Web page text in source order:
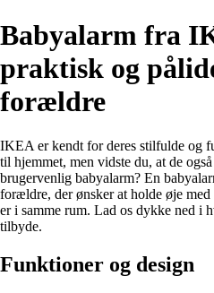
Babyalarm fra
praktisk og
forældre
IKEA er kendt for deres stilfulde og
til hjemmet, men vidste du, at de
brugervenlig babyalarm? En
forældre, der ønsker at holde øje
er i samme rum. Lad os dykke ned i
tilbyde.
Funktioner og design